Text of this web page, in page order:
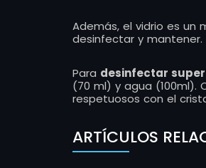
Además, el vidrio es
desinfectar y mantener.
Para desinfectar
(70 ml) y agua (100ml).
respetuosos con el
ARTÍCULOS